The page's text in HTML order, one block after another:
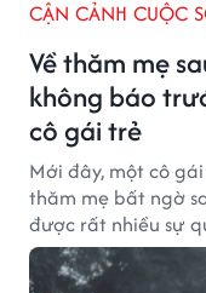
Về thăm mẹ
không báo
cô gái trẻ
CẬN CẢNH CUỘC
Mới đây, một cô
thăm mẹ bất ngờ
được rất nhiều sự
mạng.